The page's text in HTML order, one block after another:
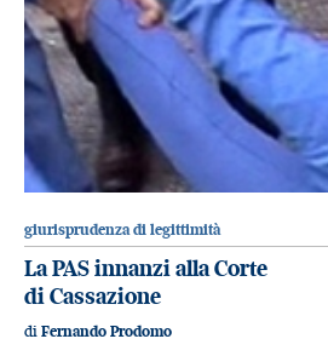
giurisprudenza di legittimità
La PAS innanzi alla Corte
di Cassazione
di Fernando Prodomo